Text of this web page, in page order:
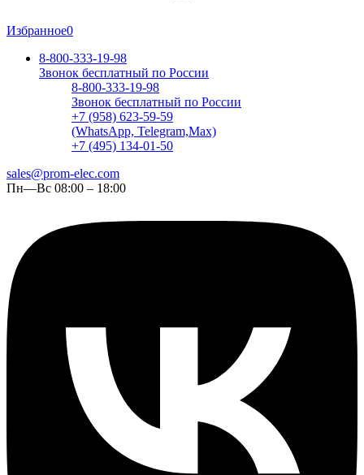
Избранное0
8-800-333-19-98
Звонок бесплатный по России
8-800-333-19-98
Звонок бесплатный по России
+7 (958) 623-59-59
(WhatsApp, Telegram,Max)
+7 (495) 134-01-50
sales@prom-elec.com
Пн—Вс 08:00 – 18:00